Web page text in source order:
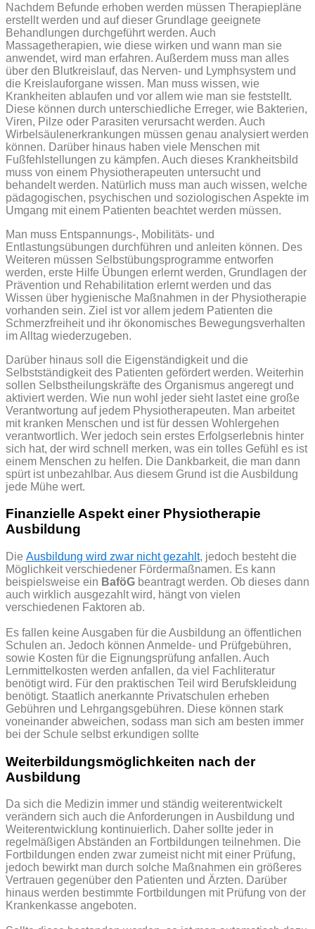
Nachdem Befunde erhoben werden müssen Therapiepläne
erstellt werden und auf dieser Grundlage geeignete
Behandlungen durchgeführt werden. Auch
Massagetherapien, wie diese wirken und wann man sie
anwendet, wird man erfahren. Außerdem muss man alles
über den Blutkreislauf, das Nerven- und Lymphsystem und
die Kreislauforgane wissen. Man muss wissen, wie
Krankheiten ablaufen und vor allem wie man sie feststellt.
Diese können durch unterschiedliche Erreger, wie Bakterien,
Viren, Pilze oder Parasiten verursacht werden. Auch
Wirbelsäulenerkrankungen müssen genau analysiert werden
können. Darüber hinaus haben viele Menschen mit
Fußfehlstellungen zu kämpfen. Auch dieses Krankheitsbild
muss von einem Physiotherapeuten untersucht und
behandelt werden. Natürlich muss man auch wissen, welche
pädagogischen, psychischen und soziologischen Aspekte im
Umgang mit einem Patienten beachtet werden müssen.
Man muss Entspannungs-, Mobilitäts- und
Entlastungsübungen durchführen und anleiten können. Des
Weiteren müssen Selbstübungsprogramme entworfen
werden, erste Hilfe Übungen erlernt werden, Grundlagen der
Prävention und Rehabilitation erlernt werden und das
Wissen über hygienische Maßnahmen in der Physiotherapie
vorhanden sein. Ziel ist vor allem jedem Patienten die
Schmerzfreiheit und ihr ökonomisches Bewegungsverhalten
im Alltag wiederzugeben.
Darüber hinaus soll die Eigenständigkeit und die
Selbstständigkeit des Patienten gefördert werden. Weiterhin
sollen Selbstheilungskräfte des Organismus angeregt und
aktiviert werden. Wie nun wohl jeder sieht lastet eine große
Verantwortung auf jedem Physiotherapeuten. Man arbeitet
mit kranken Menschen und ist für dessen Wohlergehen
verantwortlich. Wer jedoch sein erstes Erfolgserlebnis hinter
sich hat, der wird schnell merken, was ein tolles Gefühl es ist
einem Menschen zu helfen. Die Dankbarkeit, die man dann
spürt ist unbezahlbar. Aus diesem Grund ist die Ausbildung
jede Mühe wert.
Finanzielle Aspekt einer Physiotherapie
Ausbildung
Die Ausbildung wird zwar nicht gezahlt, jedoch besteht die
Möglichkeit verschiedener Fördermaßnamen. Es kann
beispielsweise ein BaföG beantragt werden. Ob dieses dann
auch wirklich ausgezahlt wird, hängt von vielen
verschiedenen Faktoren ab.
Es fallen keine Ausgaben für die Ausbildung an öffentlichen
Schulen an. Jedoch können Anmelde- und Prüfgebühren,
sowie Kosten für die Eignungsprüfung anfallen. Auch
Lernmittelkosten werden anfallen, da viel Fachliteratur
benötigt wird. Für den praktischen Teil wird Berufskleidung
benötigt. Staatlich anerkannte Privatschulen erheben
Gebühren und Lehrgangsgebühren. Diese können stark
voneinander abweichen, sodass man sich am besten immer
bei der Schule selbst erkundigen sollte
Weiterbildungsmöglichkeiten nach der
Ausbildung
Da sich die Medizin immer und ständig weiterentwickelt
verändern sich auch die Anforderungen in Ausbildung und
Weiterentwicklung kontinuierlich. Daher sollte jeder in
regelmäßigen Abständen an Fortbildungen teilnehmen. Die
Fortbildungen enden zwar zumeist nicht mit einer Prüfung,
jedoch bewirkt man durch solche Maßnahmen ein größeres
Vertrauen gegenüber den Patienten und Ärzten. Darüber
hinaus werden bestimmte Fortbildungen mit Prüfung von der
Krankenkasse angeboten.